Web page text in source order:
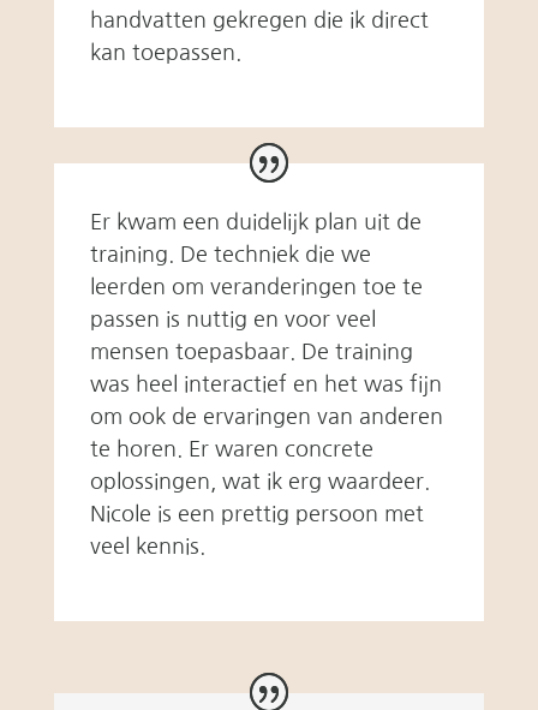
handvatten gekregen die ik direct
kan toepassen.
Er kwam een duidelijk plan uit de
training. De techniek die we
leerden om veranderingen toe te
passen is nuttig en voor veel
mensen toepasbaar. De training
was heel interactief en het was fijn
om ook de ervaringen van anderen
te horen. Er waren concrete
oplossingen, wat ik erg waardeer.
Nicole is een prettig persoon met
veel kennis.